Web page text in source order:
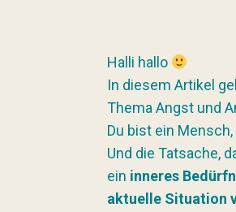
Halli hallo
In diesem Artikel
Thema Angst und
Du bist ein
Und die Tatsache,
ein inneres
aktuelle Situation